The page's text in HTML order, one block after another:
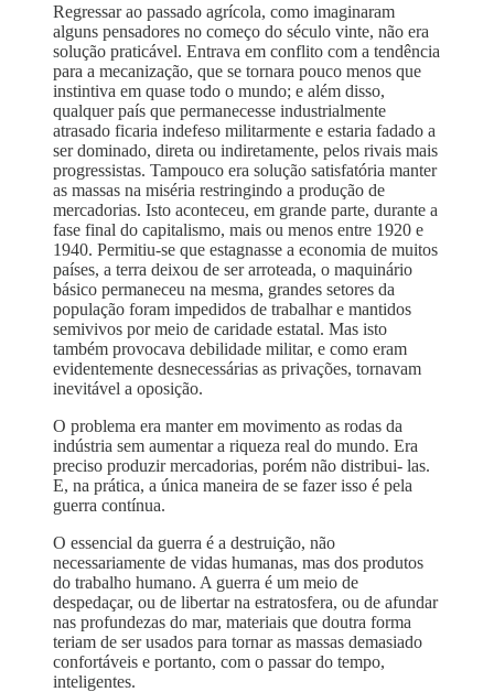
Regressar ao passado agrícola, como imaginaram
alguns pensadores no começo do século vinte, não era
solução praticável. Entrava em conflito com a tendência
para a mecanização, que se tornara pouco menos que
instintiva em quase todo o mundo; e além disso,
qualquer país que permanecesse industrialmente
atrasado ficaria indefeso militarmente e estaria fadado a
ser dominado, direta ou indiretamente, pelos rivais mais
progressistas. Tampouco era solução satisfatória manter
as massas na miséria restringindo a produção de
mercadorias. Isto aconteceu, em grande parte, durante a
fase final do capitalismo, mais ou menos entre 1920 e
1940. Permitiu-se que estagnasse a economia de muitos
países, a terra deixou de ser arroteada, o maquinário
básico permaneceu na mesma, grandes setores da
população foram impedidos de trabalhar e mantidos
semivivos por meio de caridade estatal. Mas isto
também provocava debilidade militar, e como eram
evidentemente desnecessárias as privações, tornavam
inevitável a oposição.
O problema era manter em movimento as rodas da
indústria sem aumentar a riqueza real do mundo. Era
preciso produzir mercadorias, porém não distribui- las.
E, na prática, a única maneira de se fazer isso é pela
guerra contínua.
O essencial da guerra é a destruição, não
necessariamente de vidas humanas, mas dos produtos
do trabalho humano. A guerra é um meio de
despedaçar, ou de libertar na estratosfera, ou de afundar
nas profundezas do mar, materiais que doutra forma
teriam de ser usados para tornar as massas demasiado
confortáveis e portanto, com o passar do tempo,
inteligentes.